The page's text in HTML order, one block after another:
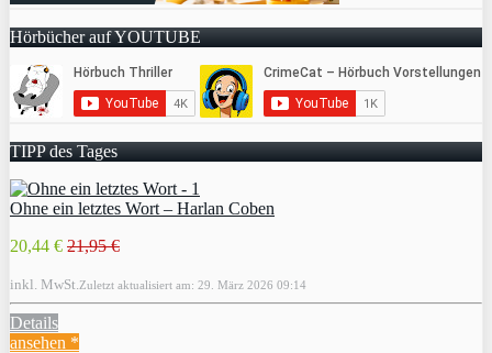
Hörbücher auf YOUTUBE
TIPP des Tages
Ohne ein letztes Wort – Harlan Coben
20,44 € 21,95 €
inkl. MwSt. Zuletzt aktualisiert am: 29. März 2026 09:14
Details
ansehen *